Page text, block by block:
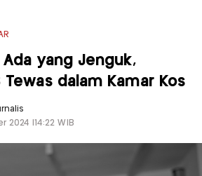
yang Jenguk,
Tewas dalam Kamar Kos
2024 |14:22 WIB